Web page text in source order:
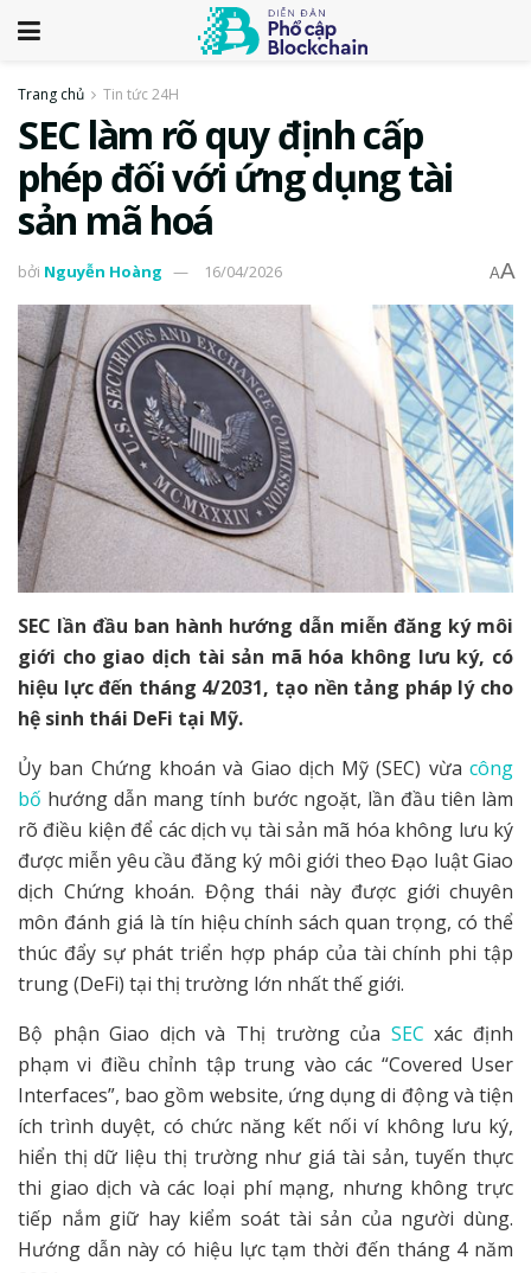
Trang chủ Tin tức 24H
SEC làm rõ quy định cấp
phép đối với ứng dụng tài
sản mã hoá
bởi Nguyễn Hoàng 16/04/2026 AA
SEC lần đầu ban hành hướng dẫn miễn đăng ký môi
giới cho giao dịch tài sản mã hóa không lưu ký, có
hiệu lực đến tháng 4/2031, tạo nền tảng pháp lý cho
hệ sinh thái DeFi tại Mỹ.
Ủy ban Chứng khoán và Giao dịch Mỹ (SEC) vừa công
bố hướng dẫn mang tính bước ngoặt, lần đầu tiên làm
rõ điều kiện để các dịch vụ tài sản mã hóa không lưu ký
được miễn yêu cầu đăng ký môi giới theo Đạo luật Giao
dịch Chứng khoán. Động thái này được giới chuyên
môn đánh giá là tín hiệu chính sách quan trọng, có thể
thúc đẩy sự phát triển hợp pháp của tài chính phi tập
trung (DeFi) tại thị trường lớn nhất thế giới.
Bộ phận Giao dịch và Thị trường của SEC xác định
phạm vi điều chỉnh tập trung vào các “Covered User
Interfaces”, bao gồm website, ứng dụng di động và tiện
ích trình duyệt, có chức năng kết nối ví không lưu ký,
hiển thị dữ liệu thị trường như giá tài sản, tuyến thực
thi giao dịch và các loại phí mạng, nhưng không trực
tiếp nắm giữ hay kiểm soát tài sản của người dùng.
Hướng dẫn này có hiệu lực tạm thời đến tháng 4 năm